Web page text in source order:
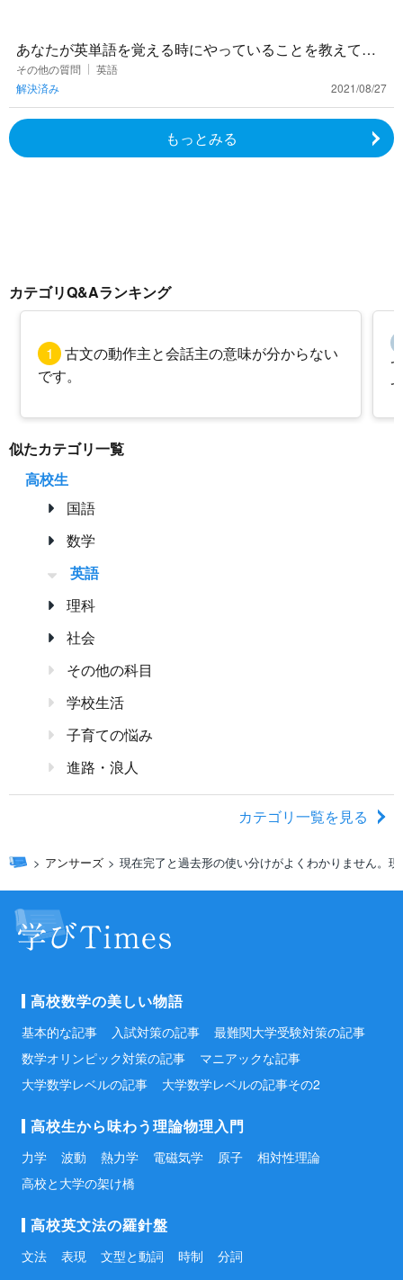
あなたが英単語を覚える時にやっていることを教えてく
ださい
その他の質問
英語
解決済み
2021/08/27
もっとみる
カテゴリQ&Aランキング
1
古文の動作主と会話主の意味が分からない
です。
似たカテゴリ一覧
高校生
国語
数学
英語
理科
社会
その他の科目
学校生活
子育ての悩み
進路・浪人
カテゴリ一覧を見る
アンサーズ 現在完了と過去形の使い分けがよくわかりません。
高校数学の美しい物語
基本的な記事 入試対策の記事
最難関大学受験対策の記事
数学オリンピック対策の記事
マニアックな記事
大学数学レベルの記事
大学数学レベルの記事その2
高校生から味わう理論物理入門
力学 波動 熱力学 電磁気学 原子
相対性理論
高校と大学の架け橋
高校英文法の羅針盤
文法 表現 文型と動詞 時制 分詞